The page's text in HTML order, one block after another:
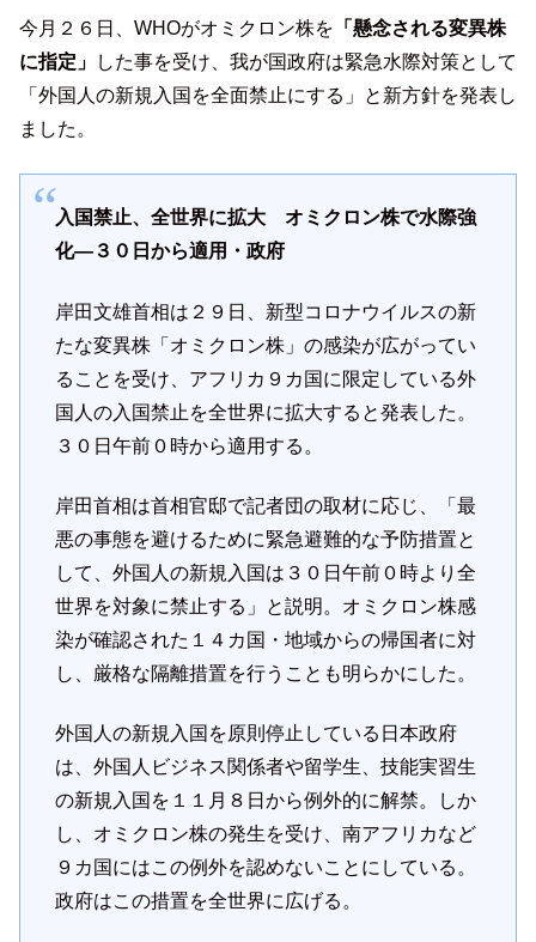
今月２６日、WHOがオミクロン株を 「懸念される変異株
に指定」
した事を受け、我が国政府は緊急水際対策として
「外国人の新規入国を全面禁止にする」と新方針を発表し
ました。
入国禁止、全世界に拡大 オミクロン株で水際強
化―３０日から適用・政府
岸田文雄首相は２９日、新型コロナウイルスの新
たな変異株「オミクロン株」の感染が広がってい
ることを受け、アフリカ９カ国に限定している外
国人の入国禁止を全世界に拡大すると発表した。
３０日午前０時から適用する。
岸田首相は首相官邸で記者団の取材に応じ、「最
悪の事態を避けるために緊急避難的な予防措置と
して、外国人の新規入国は３０日午前０時より全
世界を対象に禁止する」と説明。オミクロン株感
染が確認された１４カ国・地域からの帰国者に対
し、厳格な隔離措置を行うことも明らかにした。
外国人の新規入国を原則停止している日本政府
は、外国人ビジネス関係者や留学生、技能実習生
の新規入国を１１月８日から例外的に解禁。しか
し、オミクロン株の発生を受け、南アフリカなど
９カ国にはこの例外を認めないことにしている。
政府はこの措置を全世界に広げる。